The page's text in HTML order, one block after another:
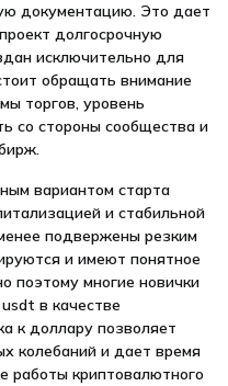
документацию. Это дает
долгосрочную
исключительно для
обращать внимание
торгов, уровень
со стороны сообщества и
вариантом старта
и стабильной
подвержены резким
и имеют понятное
поэтому многие новички
в качестве
к доллару позволяет
колебаний и дает время
работы криптовалютного